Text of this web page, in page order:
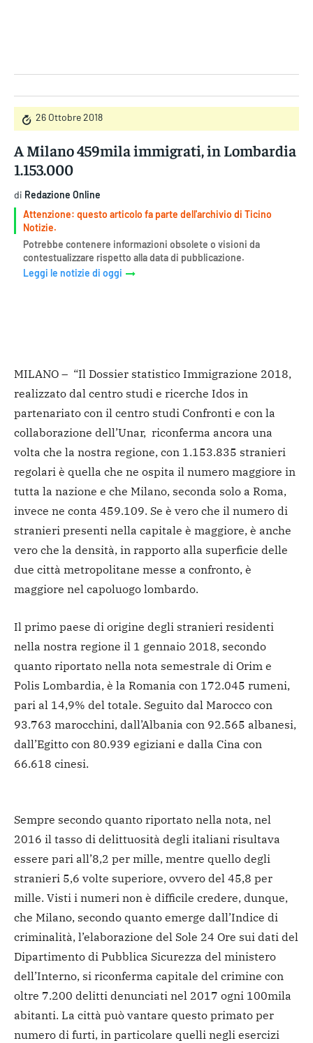
26 Ottobre 2018
A Milano 459mila immigrati, in Lombardia
1.153.000
di Redazione Online
Attenzione: questo articolo fa parte dell'archivio di Ticino
Notizie.
Potrebbe contenere informazioni obsolete o visioni da
contestualizzare rispetto alla data di pubblicazione.
Leggi le notizie di oggi
MILANO – “Il Dossier statistico Immigrazione 2018,
realizzato dal centro studi e ricerche Idos in
partenariato con il centro studi Confronti e con la
collaborazione dell’Unar, riconferma ancora una
volta che la nostra regione, con 1.153.835 stranieri
regolari è quella che ne ospita il numero maggiore in
tutta la nazione e che Milano, seconda solo a Roma,
invece ne conta 459.109. Se è vero che il numero di
stranieri presenti nella capitale è maggiore, è anche
vero che la densità, in rapporto alla superficie delle
due città metropolitane messe a confronto, è
maggiore nel capoluogo lombardo.
Il primo paese di origine degli stranieri residenti
nella nostra regione il 1 gennaio 2018, secondo
quanto riportato nella nota semestrale di Orim e
Polis Lombardia, è la Romania con 172.045 rumeni,
pari al 14,9% del totale. Seguito dal Marocco con
93.763 marocchini, dall’Albania con 92.565 albanesi,
dall’Egitto con 80.939 egiziani e dalla Cina con
66.618 cinesi.
Sempre secondo quanto riportato nella nota, nel
2016 il tasso di delittuosità degli italiani risultava
essere pari all’8,2 per mille, mentre quello degli
stranieri 5,6 volte superiore, ovvero del 45,8 per
mille. Visti i numeri non è difficile credere, dunque,
che Milano, secondo quanto emerge dall’Indice di
criminalità, l’elaborazione del Sole 24 Ore sui dati del
Dipartimento di Pubblica Sicurezza del ministero
dell’Interno, si riconferma capitale del crimine con
oltre 7.200 delitti denunciati nel 2017 ogni 100mila
abitanti. La città può vantare questo primato per
numero di furti, in particolare quelli negli esercizi